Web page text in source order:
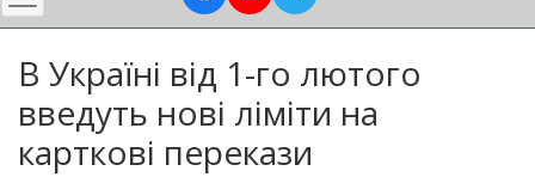
В Україні від 1-го лютого
введуть нові ліміти на
карткові перекази